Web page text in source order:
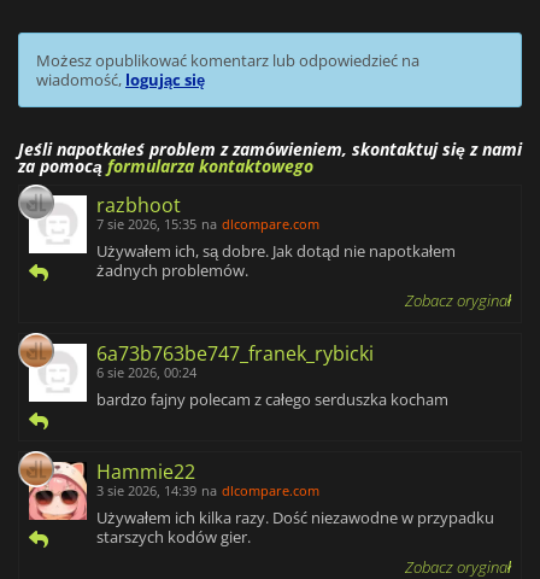
Możesz opublikować komentarz lub odpowiedzieć na
wiadomość, logując się
Jeśli napotkałeś problem z zamówieniem, skontaktuj się z nami
za pomocą formularza kontaktowego
razbhoot
7 sie 2026, 15:35 na dlcompare.com
Używałem ich, są dobre. Jak dotąd nie napotkałem
żadnych problemów.
Zobacz oryginał
6a73b763be747_franek_rybicki
6 sie 2026, 00:24
bardzo fajny polecam z całego serduszka kocham
Hammie22
3 sie 2026, 14:39 na dlcompare.com
Używałem ich kilka razy. Dość niezawodne w przypadku
starszych kodów gier.
Zobacz oryginał